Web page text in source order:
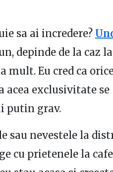
sa ai incredere?
depinde de la caz la
Eu cred ca
acea exclusivitate se
putin grav.
sau nevestele la
cu prietenele la